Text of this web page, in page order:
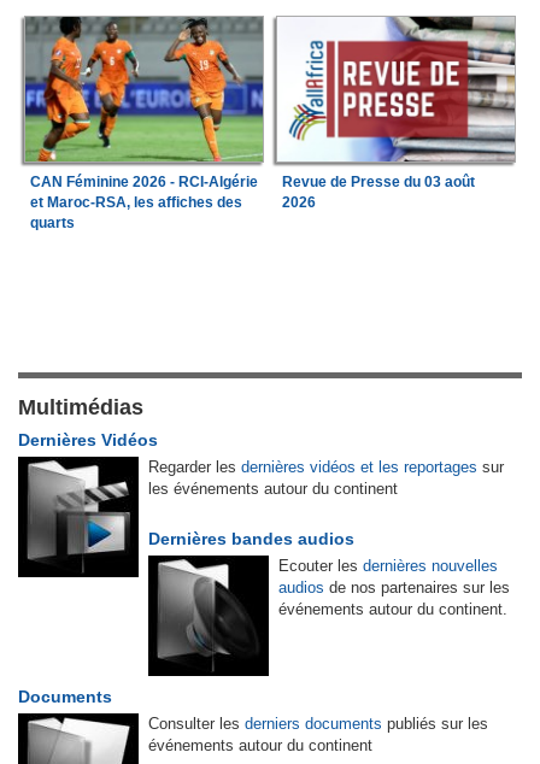
CAN Féminine 2026 - RCI-Algérie
et Maroc-RSA, les affiches des
quarts
Revue de Presse du 03 août
2026
Multimédias
Dernières Vidéos
Regarder les dernières vidéos et les reportages sur
les événements autour du continent
Dernières bandes audios
Ecouter les dernières nouvelles
audios de nos partenaires sur les
événements autour du continent.
Documents
Consulter les derniers documents publiés sur les
événements autour du continent